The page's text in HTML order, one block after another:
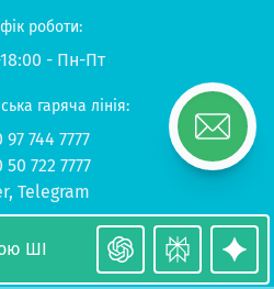
«Навчання в Польщі»
роботи:
- Пн-Пт
гаряча лінія:
97 744 7777
50 722 7777
, Telegram
ШІ